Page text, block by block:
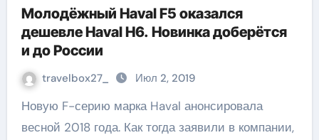
Молодёжный Haval F5 оказался
дешевле Haval H6. Новинка доберётся
и до России
travelbox27_ Июл 2, 2019
Новую F-серию марка Haval анонсировала
весной 2018 года. Как тогда заявили в компании,